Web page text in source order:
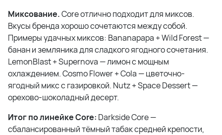
Миксование.Core отлично подходит для миксов.
Вкусы бренда хорошо сочетаются между собой.
Примеры удачных миксов: Bananapapa + Wild Forest —
банан и земляника для сладкого ягодного сочетания.
LemonBlast + Supernova — лимон с мощным
охлаждением. Cosmo Flower + Cola — цветочно-
ягодный микс с газировкой. Nutz + Space Dessert —
орехово-шоколадный десерт.
Итог по линейке Core: Darkside Core —
сбалансированный тёмный табак средней крепости,